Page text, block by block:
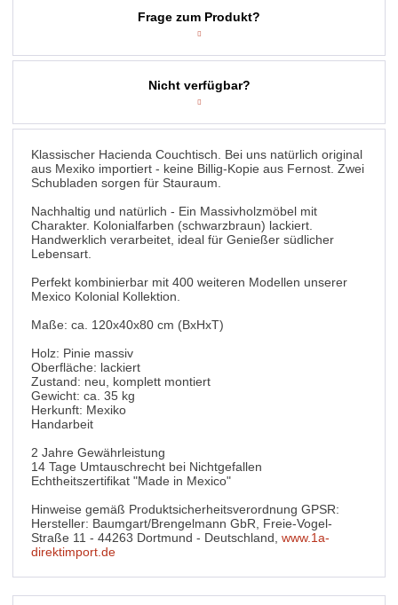
Frage zum Produkt?
Nicht verfügbar?
Klassischer Hacienda Couchtisch. Bei uns natürlich original
aus Mexiko importiert - keine Billig-Kopie aus Fernost. Zwei
Schubladen sorgen für Stauraum.
Nachhaltig und natürlich - Ein Massivholzmöbel mit
Charakter. Kolonialfarben (schwarzbraun) lackiert.
Handwerklich verarbeitet, ideal für Genießer südlicher
Lebensart.
Perfekt kombinierbar mit 400 weiteren Modellen unserer
Mexico Kolonial Kollektion.
Maße: ca. 120x40x80 cm (BxHxT)
Holz: Pinie massiv
Oberfläche: lackiert
Zustand: neu, komplett montiert
Gewicht: ca. 35 kg
Herkunft: Mexiko
Handarbeit
2 Jahre Gewährleistung
14 Tage Umtauschrecht bei Nichtgefallen
Echtheitszertifikat "Made in Mexico"
Hinweise gemäß Produktsicherheitsverordnung GPSR:
Hersteller: Baumgart/Brengelmann GbR, Freie-Vogel-
Straße 11 - 44263 Dortmund - Deutschland, www.1a-
direktimport.de